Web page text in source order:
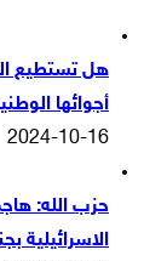
هل تستطيع
أجوائها
2024-10-16
حزب الله:
الاسرائيلية